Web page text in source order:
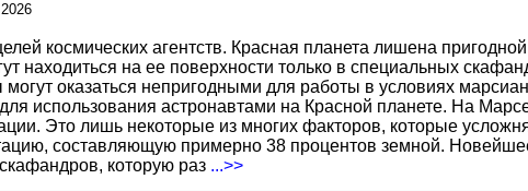
космических агентств. Красная планета лишена
находиться на ее поверхности только в специальных
оказаться непригодными для работы в условиях
использования астронавтами на Красной планете. На
Это лишь некоторые из многих факторов, которые
составляющую примерно 38 процентов земной.
которую раз ...>>